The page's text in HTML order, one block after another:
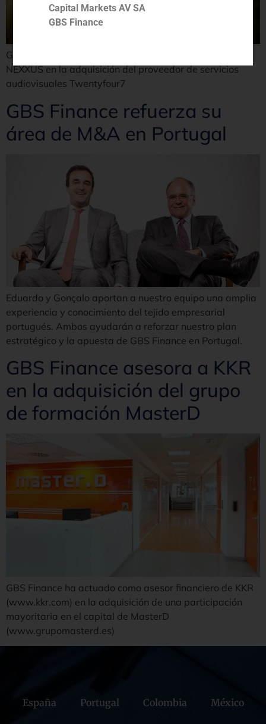
GBS Finance ha actuado como asesor financiero de
NEXXUS en la adquisición del proveedor de servicios
audiovisuales Twentyfour7
GBS Finance refuerza su
área de M&A en Portugal
Eduardo y Gonçalo aportan a nuestro equipo una amplia
experiencia y conocimiento del tejido empresarial
portugués. Ambos ayudarán a reforzar nuestro plan
estratégico y la apuesta de GBS Finance en Portugal.
GBS Finance asesora a KKR
en la adquisición del grupo
de formación MasterD
GBS Finance ha actuado como asesor financiero de KKR
(www.kkr.com) en la adquisición de una participación
mayoritaria en el capital de MasterD
(www.grupomasterd.es)
España Portugal Colombia México
Capital Markets AV SA
GBS Finance